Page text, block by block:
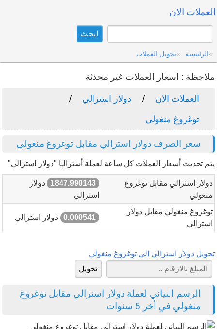
العملات الان
الرئيسية تحويل العملات
ملاحظة : اسعار العملات غير محدثة
العملات الان دولار استرالي
توغروغ منغولي
سعر الصرف دولار استرالي مقابل توغروغ منغولي
يتم تحديث أسعار العملات كل ساعة لعملة أستراليا "دولار استرالي"
دولار استرالي مقابل توغروغ
منغولي
1847.990143
دولار
استرالي
توغروغ منغولي مقابل دولار
استرالي
0.000541 دولار استرالي
تحويل دولار استرالي الى توغروغ منغولي
الرسم البياني لعملة دولار استرالي مقابل توغروغ
منغولي في أخر 5 سنوات